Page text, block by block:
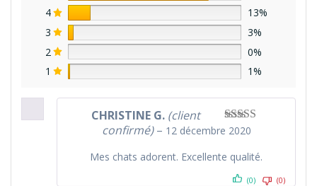
4
13%
3
3%
2
0%
1
1%
Note
CHRISTINE G. (client
confirmé) – 12 décembre 2020
Mes chats adorent. Excellente qualité.
(0) (0)